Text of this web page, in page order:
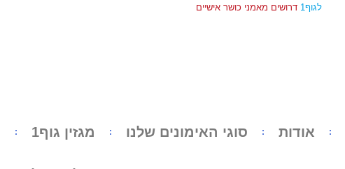
לגוף1 דרושים מאמני כושר אישיים
אודות סוגי האימונים שלנו מגזין גוף1